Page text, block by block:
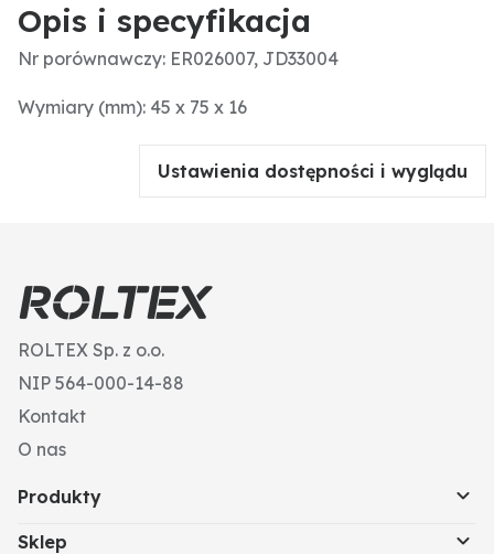
Opis i specyfikacja
Nr porównawczy: ER026007, JD33004
Wymiary (mm): 45 x 75 x 16
Ustawienia dostępności i wyglądu
ROLTEX Sp. z o.o.
NIP 564-000-14-88
Kontakt
O nas
Produkty
Sklep